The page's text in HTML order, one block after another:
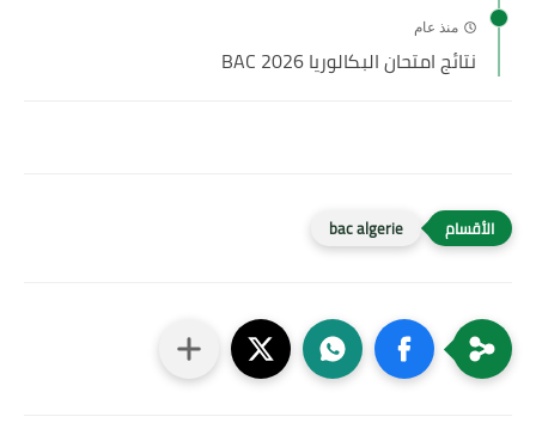
منذ عام
نتائج امتحان البكالوريا BAC 2026
bac algerie